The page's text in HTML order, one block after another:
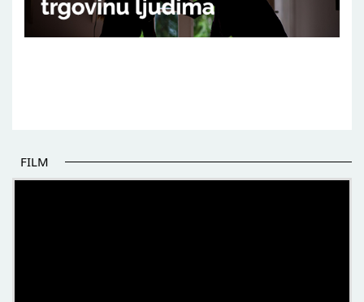
FILM